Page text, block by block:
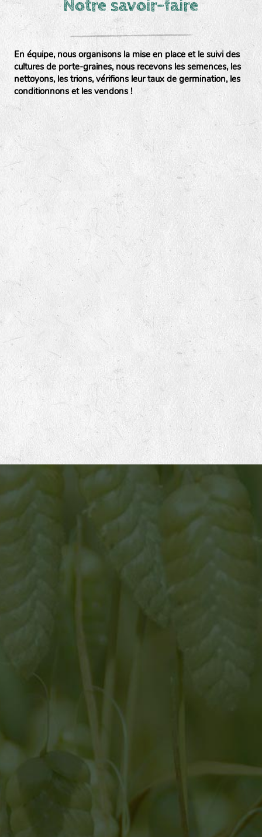
Notre savoir-faire
En équipe, nous organisons la mise en place et le suivi des
cultures de porte-graines, nous recevons les semences, les
nettoyons, les trions, vérifions leur taux de germination, les
conditionnons et les vendons !
ATELIER 1
Mise en place des productions de semences
Germinance travaille avec un réseau d’une cinquantaine
de productrices et producteurs français en agriculture
biologique, sur des petites fermes à taille humaine. Chaque
hiver nous établissons en concertation avec eux le
planning de nos productions pour les 2 années à venir.
Nous adaptons notre demande selon leurs souhaits et
leurs possibilités. Nous privilégions une relation d’égale à
égale, basée sur le respect, les échanges et l’entraide.
leur travail afin de pérenniser leur ferme et d’améliorer leur